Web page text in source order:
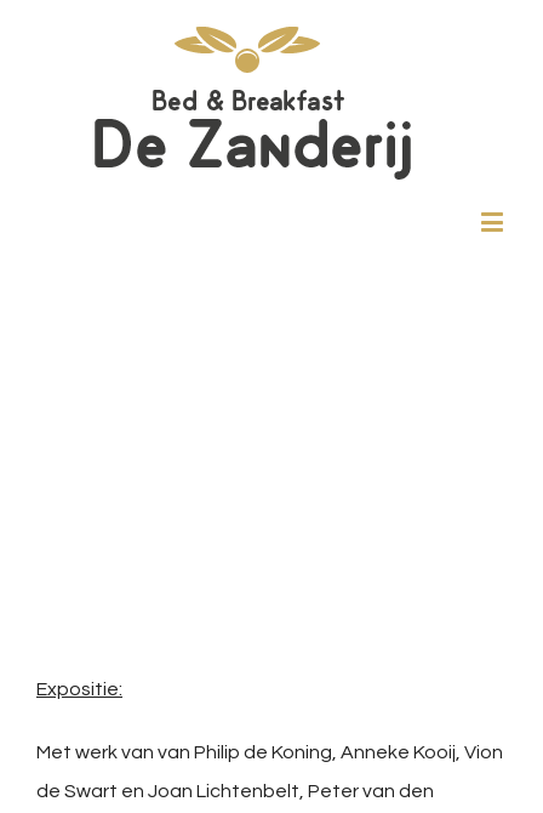
Expositie:
Met werk van van Philip de Koning, Anneke Kooij, Vion
de Swart en Joan Lichtenbelt, Peter van den